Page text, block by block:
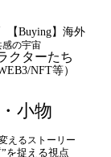
【Buying】海外
感の宇宙
クターたち
NFT等）
小物
えるストーリー
を捉える視点